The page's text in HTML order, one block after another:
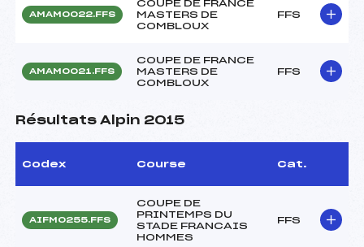
AMAM0022.FFS
COUPE DE FRANCE
MASTERS DE
COMBLOUX
FFS
AMAM0021.FFS
COUPE DE FRANCE
MASTERS DE
COMBLOUX
FFS
Résultats Alpin 2015
Codex Course Cat.
AIFM0255.FFS
COUPE DE
PRINTEMPS DU
STADE FRANCAIS
HOMMES
FFS